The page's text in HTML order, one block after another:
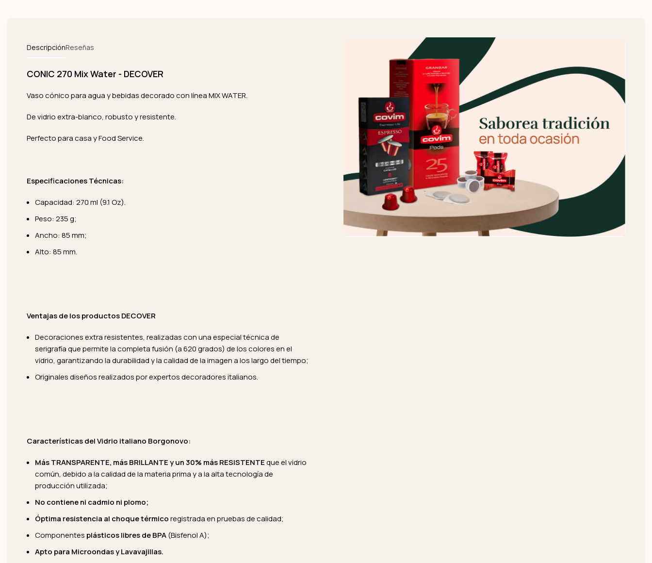
DescripciónReseñas
CONIC 270 Mix Water - DECOVER
Vaso cónico para agua y bebidas decorado con línea MIX WATER.
De vidrio extra-blanco, robusto y resistente.
Perfecto para casa y Food Service.
Especificaciones Técnicas:
Capacidad: 270 ml (9.1 Oz).
Peso: 235 g;
Ancho: 85 mm;
Alto: 85 mm.
Ventajas de los productos DECOVER
Decoraciones extra resistentes, realizadas con una especial técnica de
serigrafía que permite la completa fusión (a 620 grados) de los colores en el
vidrio, garantizando la durabilidad y la calidad de la imagen a los largo del tiempo;
Originales diseños realizados por expertos decoradores italianos.
Características del Vidrio italiano Borgonovo:
Más TRANSPARENTE, más BRILLANTE y un 30% más RESISTENTEque el vidrio
común, debido a la calidad de la materia prima y a la alta tecnología de
producción utilizada;
No contiene ni cadmio ni plomo;
Óptima resistencia al choque térmicoregistrada en pruebas de calidad;
Componentes plásticoslibres de BPA(Bisfenol A);
Apto para Microondas y Lavavajillas.